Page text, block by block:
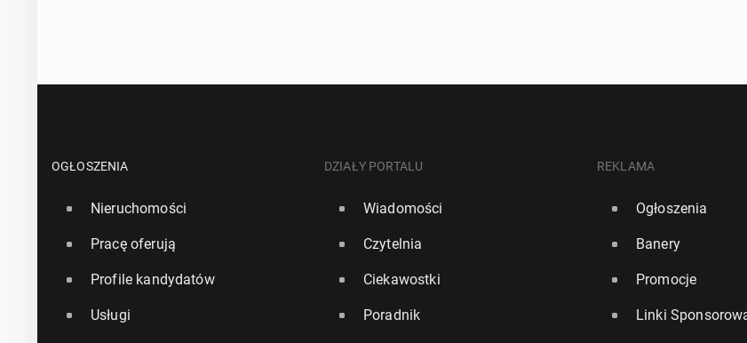
Plumbing & Central Heating
Boiler Service
OGŁOSZENIA
Nieruchomości
Pracę oferują
Profile kandydatów
Usługi
DZIAŁY PORTALU
Wiadomości
Czytelnia
Ciekawostki
Poradnik
REKLAMA
Ogłoszenia
Banery
Promocje
Linki